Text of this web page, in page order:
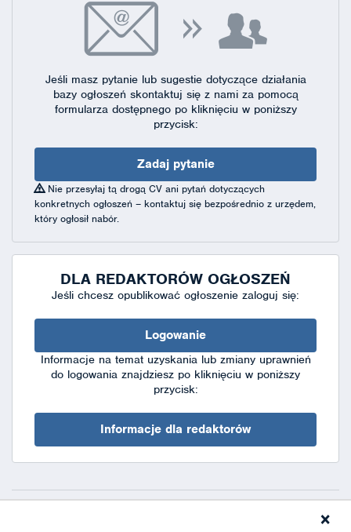
Jeśli masz pytanie lub sugestie dotyczące działania
bazy ogłoszeń skontaktuj się z nami za pomocą
formularza dostępnegopo kliknięciu w poniższy
przycisk:
Zadaj pytanie
Nie przesyłaj tą drogą CV ani pytań dotyczących
konkretnych ogłoszeń – kontaktuj się bezpośrednio z urzędem,
który ogłosił nabór.
DLA REDAKTORÓW OGŁOSZEŃ
Jeśli chcesz opublikować ogłoszenie zaloguj się:
Logowanie
Informacje na temat uzyskania lub zmiany uprawnień
do logowania znajdziesz po kliknięciu w poniższy
przycisk:
Informacje dla redaktorów
XML
×